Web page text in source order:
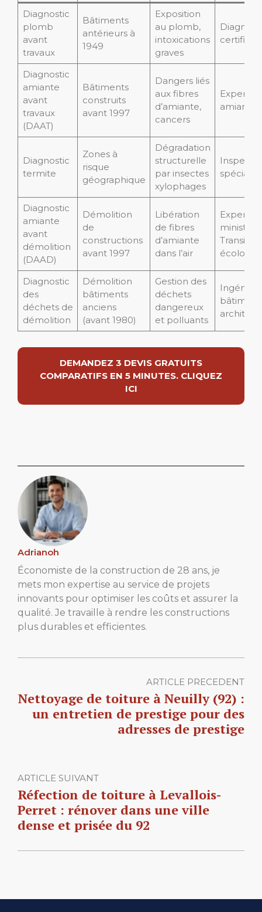
Diagnostic
plomb
avant
travaux
Bâtiments
antérieurs à
1949
Exposition
au plomb,
intoxications
graves
certifié
Diagnostic
amiante
avant
travaux
(DAAT)
Bâtiments
construits
avant 1997
Dangers liés
aux fibres
d’amiante,
cancers
Expert
amiante
Diagnostic
termite
Zones à
risque
géographique
Dégradation
structurelle
par insectes
xylophages
spécialisé
Diagnostic
amiante
avant
démolition
(DAAD)
Démolition
de
constructions
avant 1997
Libération
de fibres
d’amiante
dans l’air
Expert
ministère
Transition
Diagnostic
des
déchets de
démolition
Démolition
bâtiments
anciens
(avant 1980)
Gestion des
déchets
dangereux
et polluants
DEMANDEZ 3 DEVIS GRATUITS
COMPARATIFS EN 5 MINUTES. CLIQUEZ
ICI
Adrianoh
Économiste de la construction de 28 ans, je
mets mon expertise au service de projets
innovants pour optimiser les coûts et assurer la
qualité. Je travaille à rendre les constructions
plus durables et efficientes.
ARTICLE PRECEDENT
Nettoyage de toiture à Neuilly (92) :
un entretien de prestige pour des
adresses de prestige
ARTICLE SUIVANT
Réfection de toiture à Levallois-
Perret : rénover dans une ville
dense et prisée du 92